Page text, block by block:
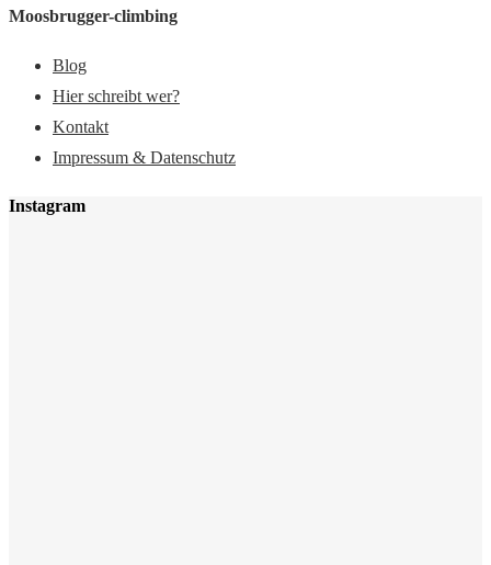
Moosbrugger-climbing
Blog
Hier schreibt wer?
Kontakt
Impressum & Datenschutz
Instagram